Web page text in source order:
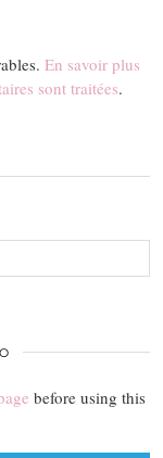
En savoir plus
sont traitées.
before using this